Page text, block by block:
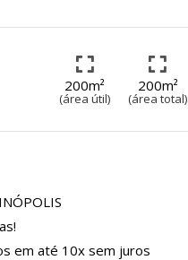
200m²
(área útil)
200m²
(área total)
em até 10x sem juros